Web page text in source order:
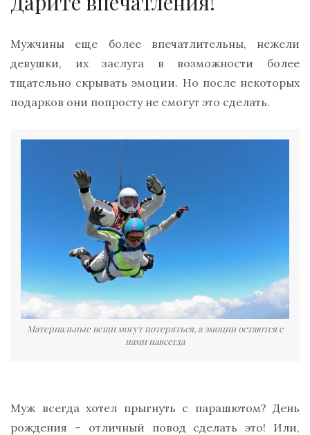
Мужчины еще более впечатлительны, нежели
девушки, их заслуга в возможности более
тщательно скрывать эмоции. Но после некоторых
подарков они попросту не смогут это сделать.
Материальные вещи могут потеряться, а эмоции остаются с
нами навсегда
Муж всегда хотел прыгнуть с парашютом? День
рождения – отличный повод сделать это! Или,